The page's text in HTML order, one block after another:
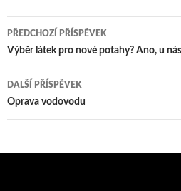
Navigace
pro
příspěvky
PŘEDCHOZÍ PŘÍSPĚVEK
Výběr látek pro nové potahy? Ano, u
DALŠÍ PŘÍSPĚVEK
Oprava vodovodu